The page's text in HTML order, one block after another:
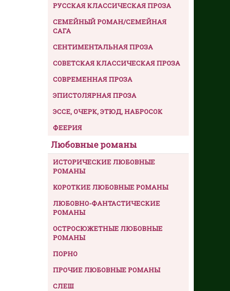
РУССКАЯ КЛАССИЧЕСКАЯ ПРОЗА
СЕМЕЙНЫЙ РОМАН/СЕМЕЙНАЯ
САГА
СЕНТИМЕНТАЛЬНАЯ ПРОЗА
СОВЕТСКАЯ КЛАССИЧЕСКАЯ ПРОЗА
СОВРЕМЕННАЯ ПРОЗА
ЭПИСТОЛЯРНАЯ ПРОЗА
ЭССЕ, ОЧЕРК, ЭТЮД, НАБРОСОК
ФЕЕРИЯ
Любовные романы
ИСТОРИЧЕСКИЕ ЛЮБОВНЫЕ
РОМАНЫ
КОРОТКИЕ ЛЮБОВНЫЕ РОМАНЫ
ЛЮБОВНО-ФАНТАСТИЧЕСКИЕ
РОМАНЫ
ОСТРОСЮЖЕТНЫЕ ЛЮБОВНЫЕ
РОМАНЫ
ПОРНО
ПРОЧИЕ ЛЮБОВНЫЕ РОМАНЫ
СЛЕШ